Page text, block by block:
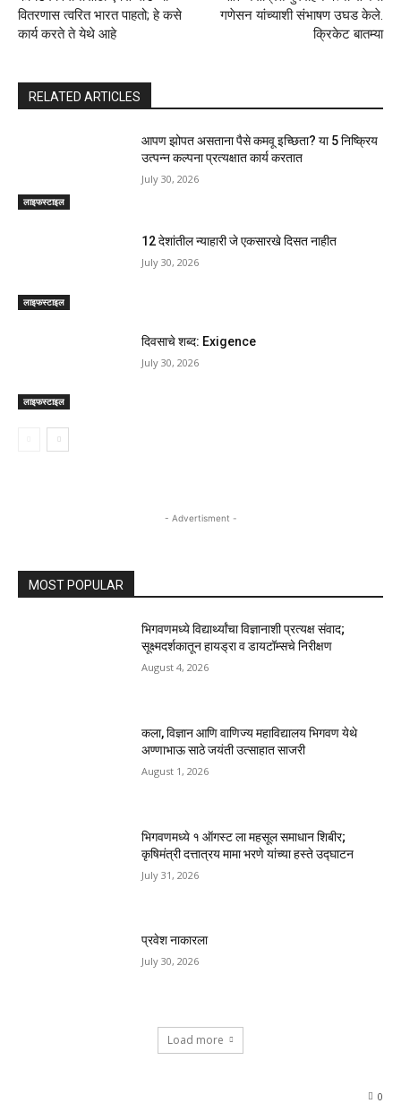
वितरणास त्वरित भारत पाहतो; हे कसे
कार्य करते ते येथे आहे
गणेसन यांच्याशी संभाषण उघड केले.
क्रिकेट बातम्या
RELATED ARTICLES
लाइफस्टाइल
आपण झोपत असताना पैसे कमवू इच्छिता? या 5 निष्क्रिय
उत्पन्न कल्पना प्रत्यक्षात कार्य करतात
July 30, 2026
लाइफस्टाइल
12 देशांतील न्याहारी जे एकसारखे दिसत नाहीत
July 30, 2026
लाइफस्टाइल
दिवसाचे शब्द: Exigence
July 30, 2026
- Advertisment -
MOST POPULAR
भिगवणमध्ये विद्यार्थ्यांचा विज्ञानाशी प्रत्यक्ष संवाद;
सूक्ष्मदर्शकातून हायड्रा व डायटॉम्सचे निरीक्षण
August 4, 2026
कला, विज्ञान आणि वाणिज्य महाविद्यालय भिगवण येथे
अण्णाभाऊ साठे जयंती उत्साहात साजरी
August 1, 2026
भिगवणमध्ये १ ऑगस्ट ला महसूल समाधान शिबीर;
कृषिमंत्री दत्तात्रय मामा भरणे यांच्या हस्ते उद्घाटन
July 31, 2026
प्रवेश नाकारला
July 30, 2026
Load more
0